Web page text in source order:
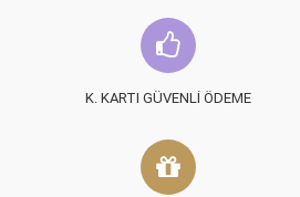
K. KARTI GÜVENLI ÖDEME